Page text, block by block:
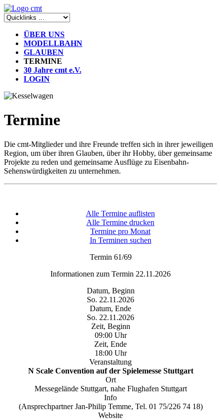
ÜBER UNS
MODELLBAHN
GLAUBEN
TERMINE
30 Jahre cmt e.V.
LOGIN
Termine
Die cmt-Mitglieder und ihre Freunde treffen sich in ihrer jeweiligen
Region, um über ihren Glauben, über ihr Hobby, über gemeinsame
Projekte zu reden und gemeinsame Ausflüge zu Eisenbahn-
Sehenswürdigkeiten zu unternehmen.
Alle Termine auflisten
Alle Termine drucken
Termine pro Monat
In Terminen suchen
Termin 61/69
Informationen zum Termin 22.11.2026
Datum, Beginn
So. 22.11.2026
Datum, Ende
So. 22.11.2026
Zeit, Beginn
09:00 Uhr
Zeit, Ende
18:00 Uhr
Veranstaltung
N Scale Convention auf der Spielemesse Stuttgart
Ort
Messegelände Stuttgart, nahe Flughafen Stuttgart
Info
(Ansprechpartner Jan-Philip Temme, Tel. 01 75/226 74 18)
Website